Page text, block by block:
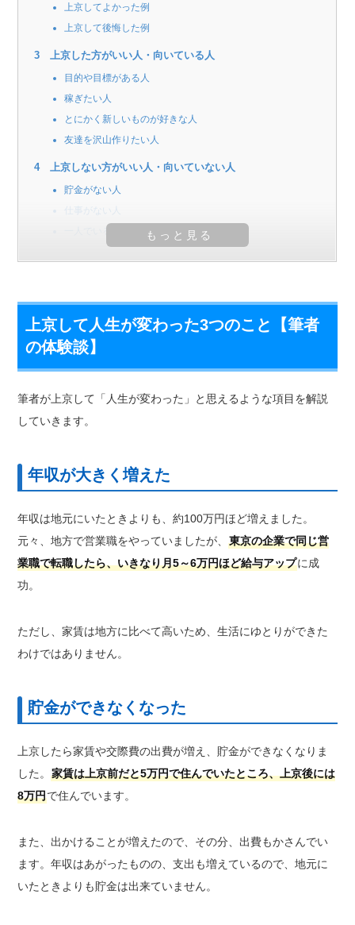
上京してよかった例
上京して後悔した例
上京した方がいい人・向いている人
目的や目標がある人
稼ぎたい人
とにかく新しいものが好きな人
友達を沢山作りたい人
上京しない方がいい人・向いていない人
貯金がない人
仕事がない人
一人でいることが苦手な人
上京して人生が変わった3つのこと【筆者
の体験談】
筆者が上京して「人生が変わった」と思えるような項目を解説
していきます。
年収が大きく増えた
年収は地元にいたときよりも、約100万円ほど増えました。
元々、地方で営業職をやっていましたが、東京の企業で同じ営
業職で転職したら、いきなり月5～6万円ほど給与アップに成
功。
ただし、家賃は地方に比べて高いため、生活にゆとりができた
わけではありません。
貯金ができなくなった
上京したら家賃や交際費の出費が増え、貯金ができなくなりま
した。家賃は上京前だと5万円で住んでいたところ、上京後には
8万円で住んでいます。
また、出かけることが増えたので、その分、出費もかさんでい
ます。年収はあがったものの、支出も増えているので、地元に
いたときよりも貯金は出来ていません。